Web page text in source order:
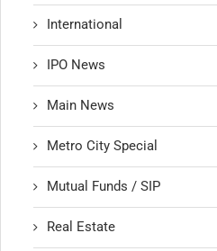
International
IPO News
Main News
Metro City Special
Mutual Funds / SIP
Real Estate